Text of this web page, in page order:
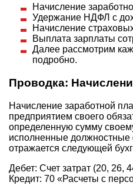
Начисление
Удержание НДФЛ с
Начисление
Выплата зарплаты
Далее рассмотрим
подробно.
Проводка:
Начисление заработной
предприятием своего
определенную сумму
исполненные должностные
отражается следующей
Дебет: Счет затрат (20, 26,
Кредит: 70 «Расчеты с